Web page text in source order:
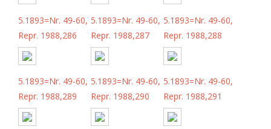
5.1893=Nr. 49-60,
Repr. 1988,286
5.1893=Nr. 49-60,
Repr. 1988,287
5.1893=Nr. 49-60,
Repr. 1988,288
5.1893=Nr. 49-60,
Repr. 1988,289
5.1893=Nr. 49-60,
Repr. 1988,290
5.1893=Nr. 49-60,
Repr. 1988,291